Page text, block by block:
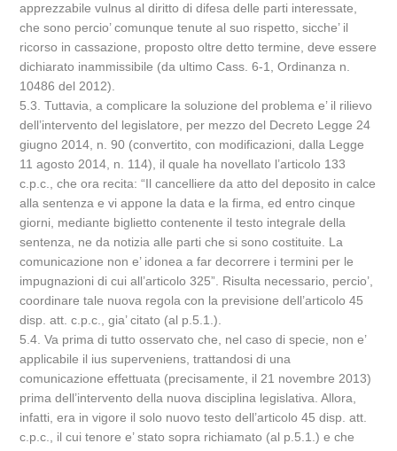
apprezzabile vulnus al diritto di difesa delle parti interessate,
che sono percio’ comunque tenute al suo rispetto, sicche’ il
ricorso in cassazione, proposto oltre detto termine, deve essere
dichiarato inammissibile (da ultimo Cass. 6-1, Ordinanza n.
10486 del 2012).
5.3. Tuttavia, a complicare la soluzione del problema e’ il rilievo
dell’intervento del legislatore, per mezzo del Decreto Legge 24
giugno 2014, n. 90 (convertito, con modificazioni, dalla Legge
11 agosto 2014, n. 114), il quale ha novellato l’articolo 133
c.p.c., che ora recita: “Il cancelliere da atto del deposito in calce
alla sentenza e vi appone la data e la firma, ed entro cinque
giorni, mediante biglietto contenente il testo integrale della
sentenza, ne da notizia alle parti che si sono costituite. La
comunicazione non e’ idonea a far decorrere i termini per le
impugnazioni di cui all’articolo 325”. Risulta necessario, percio’,
coordinare tale nuova regola con la previsione dell’articolo 45
disp. att. c.p.c., gia’ citato (al p.5.1.).
5.4. Va prima di tutto osservato che, nel caso di specie, non e’
applicabile il ius superveniens, trattandosi di una
comunicazione effettuata (precisamente, il 21 novembre 2013)
prima dell’intervento della nuova disciplina legislativa. Allora,
infatti, era in vigore il solo nuovo testo dell’articolo 45 disp. att.
c.p.c., il cui tenore e’ stato sopra richiamato (al p.5.1.) e che